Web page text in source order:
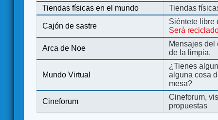
Tiendas físicas en el mundo
Tiendas
Cajón de sastre
Siéntete libre
Será
Arca de Noe
Mensajes del
de la limpia.
Mundo Virtual
¿Tienes
alguna cosa
mesa?
Cineforum
Cineforum,
propuestas